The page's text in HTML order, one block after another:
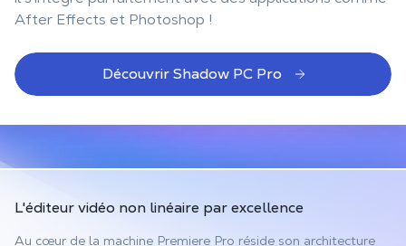
After Effects et Photoshop !
Découvrir Shadow PC Pro
L'éditeur vidéo non linéaire par excellence
Au cœur de la machine Premiere Pro réside son architecture